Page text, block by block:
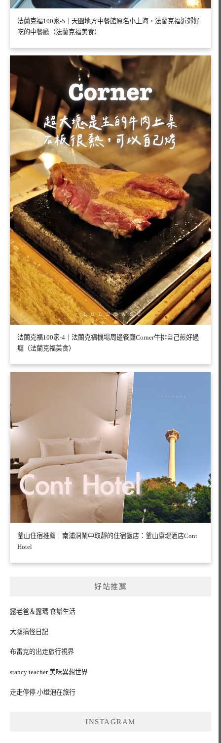
法蘭克福100家-5｜天圓地方中餐館原名小上海，法蘭克福近郊好
吃的中餐廳（法蘭克福美食）
法蘭克福100家-4｜法蘭克福機場周邊餐廳Corner牛排自己煎好過
癮（法蘭克福美食）
釜山住宿推薦｜南浦洞鬧中取靜的住宿飯店：釜山康堤酒店Cont
Hotel
好站推薦
露老爸＆露瑪 食譜生活
大叔搞怪日記
布雷克的出走旅行視界
stancy teacher 美味異想世界
走走停停 小燈泡在旅行
INSTAGRAM